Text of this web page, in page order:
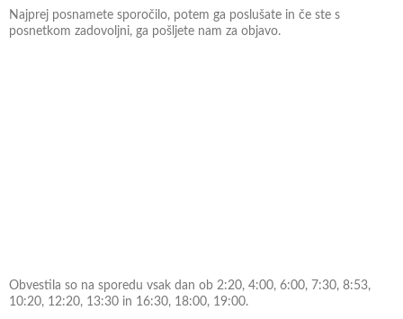
Najprej posnamete sporočilo, potem ga poslušate in če ste s
posnetkom zadovoljni, ga pošljete nam za objavo.
Obvestila so na sporedu vsak dan ob 2:20, 4:00, 6:00, 7:30, 8:53,
10:20, 12:20, 13:30 in 16:30, 18:00, 19:00.